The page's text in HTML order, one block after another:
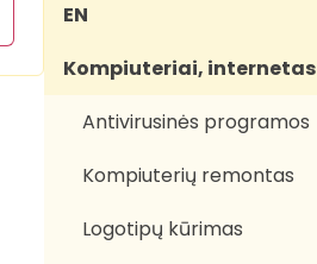
EN
Kompiuteriai, internetas
Antivirusinės programos
Kompiuterių remontas
Logotipų kūrimas